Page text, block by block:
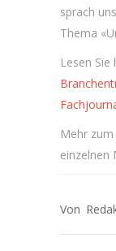
sprach
Thema
Lesen Sie
Mehr
einzelnen